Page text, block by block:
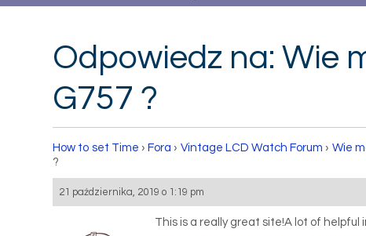
Odpowiedz na: Wie
G757 ?
How to set Time › Fora › Vintage LCD Watch Forum › Wie
?
21 października, 2019 o 1:19 pm
This is a really great site!A lot of helpful